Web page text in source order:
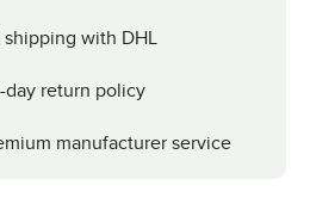
shipping with DHL
day return policy
manufacturer service